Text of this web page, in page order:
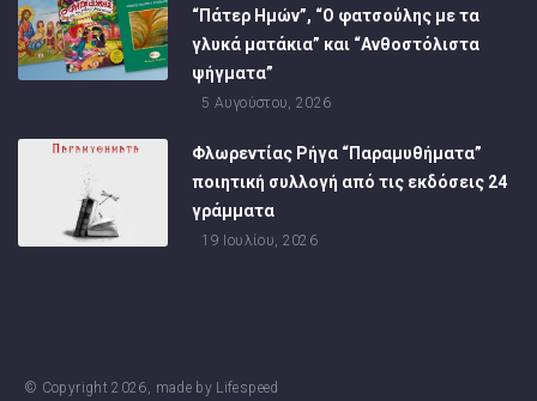
“Πάτερ Ημών”, “Ο φατσούλης με τα
γλυκά ματάκια” και “Ανθοστόλιστα
ψήγματα”
5 Αυγούστου, 2026
Φλωρεντίας Ρήγα “Παραμυθήματα”
ποιητική συλλογή από τις εκδόσεις 24
γράμματα
19 Ιουλίου, 2026
© Copyright2026, made by Lifespeed